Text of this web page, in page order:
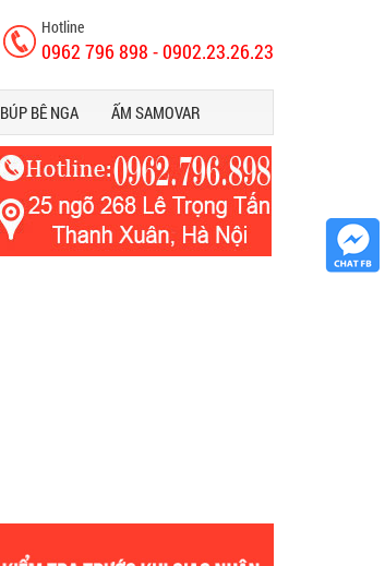
Hotline
0962 796 898 - 0902.23.26.23
BÚP BÊ NGA ẤM SAMOVAR